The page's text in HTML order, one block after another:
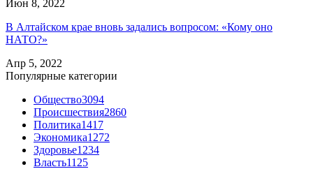
Июн 8, 2022
В Алтайском крае вновь задались вопросом: «Кому оно
НАТО?»
Апр 5, 2022
Популярные категории
Общество3094
Происшествия2860
Политика1417
Экономика1272
Здоровье1234
Власть1125